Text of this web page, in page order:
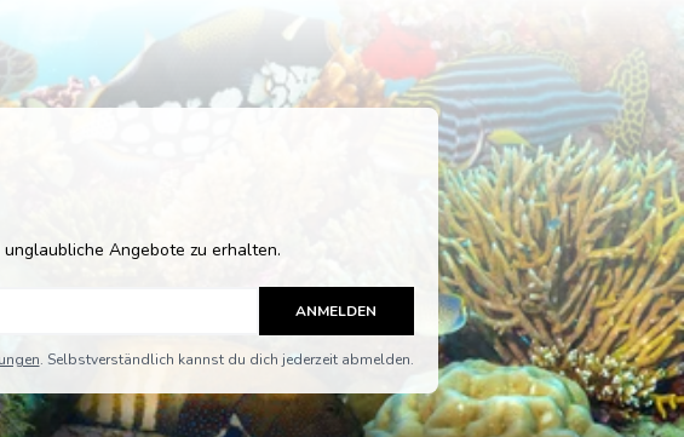
Angebote zu erhalten.
ANMELDEN
. Selbstverständlich kannst du dich jederzeit abmelden.